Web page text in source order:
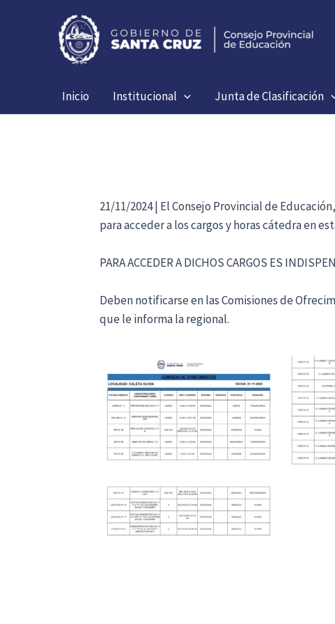
Inicio Institucional Junta de Clasificación
21/11/2024 | El Consejo Provincial de
para acceder a los cargos y horas cátedra en
PARA ACCEDER A DICHOS CARGOS ES
Deben notificarse en las Comisiones de
que le informa la regional.